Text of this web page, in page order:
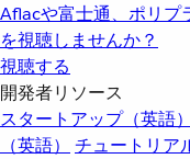
Aflacや富士通、ポリプ
を視聴しませんか？
視聴する
開発者リソース
スタートアップ（英語）
（英語）
チュートリア